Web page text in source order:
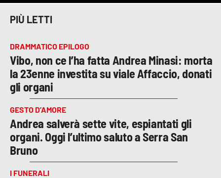
PIÙ LETTI
DRAMMATICO EPILOGO
Vibo, non ce l’ha fatta Andrea Minasi: morta
la 23enne investita su viale Affaccio, donati
gli organi
GESTO D’AMORE
Andrea salverà sette vite, espiantati gli
organi. Oggi l’ultimo saluto a Serra San
Bruno
I FUNERALI